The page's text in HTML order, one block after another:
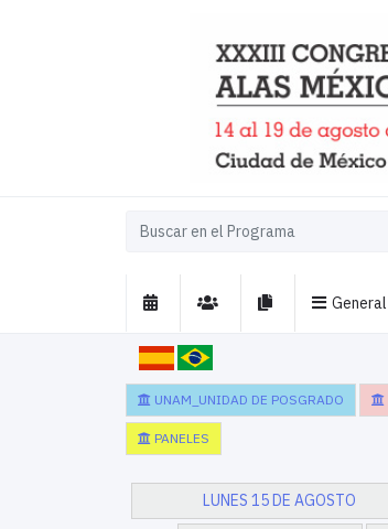
General
UNAM_UNIDAD DE POSGRADO
PANELES
LUNES 15 DE AGOSTO